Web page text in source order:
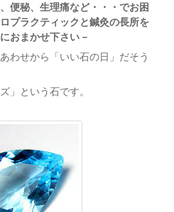
便秘、生理痛など・・・でお困
プラクティックと鍼灸の長所を
おまかせ下さい－
わせから「いい石の日」だそう
」という石です。